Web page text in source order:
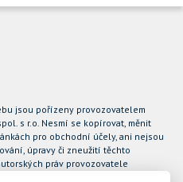
jsou pořízeny provozovatelem
s r.o. Nesmí se kopírovat, měnit
pro obchodní účely, ani nejsou
úpravy či zneužití těchto
práv provozovatele
Curaden Czech, spol. s r.o.